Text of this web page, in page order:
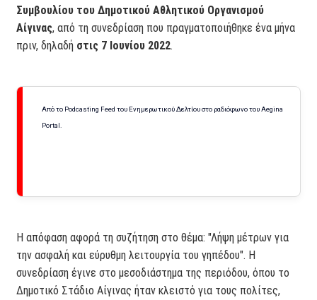
Συμβουλίου του Δημοτικού Αθλητικού Οργανισμού
Αίγινας, από τη συνεδρίαση που πραγματοποιήθηκε ένα μήνα
πριν, δηλαδή στις 7 Ιουνίου 2022.
Από το Podcasting Feed του Ενημερωτικού Δελτίου στο ραδιόφωνο του Aegina
Portal.
Η απόφαση αφορά τη συζήτηση στο θέμα: "Λήψη μέτρων για
την ασφαλή και εύρυθμη λειτουργία του γηπέδου". Η
συνεδρίαση έγινε στο μεσοδιάστημα της περιόδου, όπου το
Δημοτικό Στάδιο Αίγινας ήταν κλειστό για τους πολίτες,